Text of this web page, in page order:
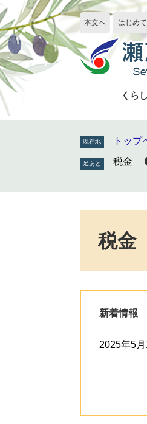
ペ
ー
ジ
の
先
頭
で
す
メ
ニ
ュ
ー
を
飛
ば
し
本文へ はじめ
くらし
現在地 トップ
税金
税金
新着情報
2025年5